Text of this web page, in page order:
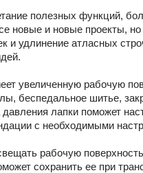
полезных функций,
новые и новые проекты,
и удлинение атласных
увеличенную рабочую
беспедальное шитье,
давления лапки поможет
с необходимыми
рабочую
сохранить ее при